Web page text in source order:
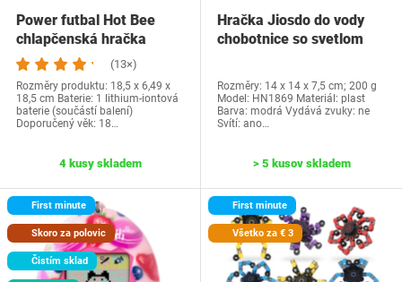
Power futbal Hot Bee
chlapčenská hračka
(13×)
Rozměry produktu: ‎18,5 x 6,49 x
18,5 cm Baterie: ‎1 lithium-iontová
baterie (součástí balení)
Doporučený věk: ‎18…
4 kusy skladem
Hračka Jiosdo do vody
chobotnice so svetlom
Rozměry: ‎14 x 14 x 7,5 cm; 200 g
Model: ‎HN1869 Materiál: plast
Barva: modrá Vydává zvuky: ne
Svítí: ano…
> 5 kusov skladem
First minute
Skoro za polovic
Čistím sklad
First minute
Všetko za € 3